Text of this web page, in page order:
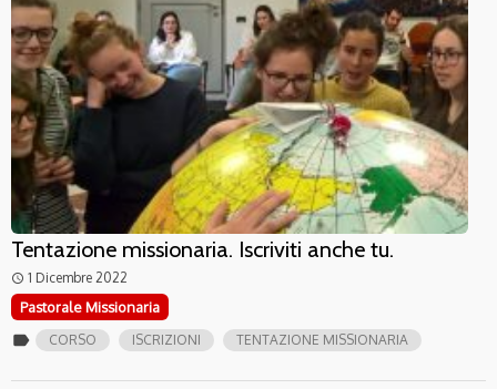
Tentazione missionaria. Iscriviti anche tu.
access_time 1 Dicembre 2022
Pastorale Missionaria
label CORSO ISCRIZIONI TENTAZIONE MISSIONARIA